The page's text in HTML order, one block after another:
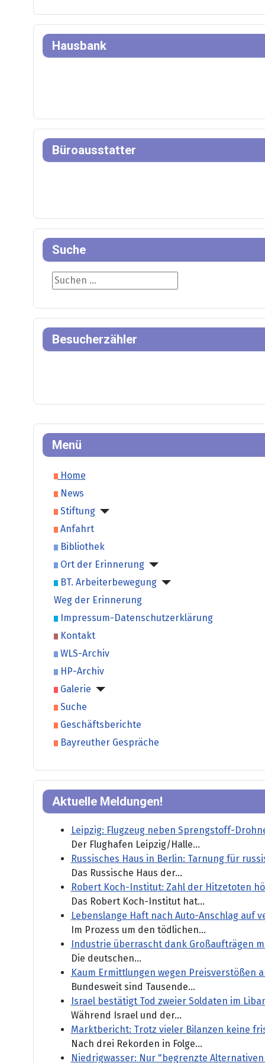
Menü
Home
News
Stiftung
Anfahrt
Bibliothek
Ort der Erinnerung
BT. Arbeiterbewegung
Weg der Erinnerung
Impressum-Datenschutzerklärung
Kontakt
WLS-Archiv
HP-Archiv
Galerie
Suche
Geschäftsberichte
Bayreuther Gespräche
Aktuelle Meldungen!
Leipzig: Flugzeug neben Sprengstoff-
Der Flughafen Leipzig/Halle...
Russisches Haus in Berlin: Tarnung für
Das Russische Haus der...
Robert Koch-Institut: Zahl der Hitzetoten
Das Robert Koch-Institut hat...
Lebenslange Haft nach Auto-Anschlag auf
Im Prozess um den tödlichen...
Industrie überrascht dank Großaufträgen
Die deutschen...
Kaum Ermittlungen wegen Preisverstößen
Bundesweit sind Tausende...
Israel bestätigt Tod zweier Soldaten im
Während Israel und der...
Marktbericht: Trotz vieler Bilanzen keine
Nach drei Rekorden in Folge...
Niedrigwasser: Nur "begrenzte
Hausbank
Büroausstatter
Suche
Suche
Besucherzähler